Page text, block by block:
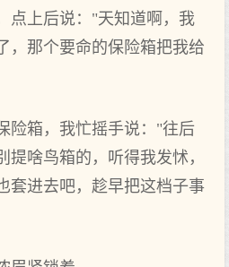
点上后说："天知道啊，我
，那个要命的保险箱把我给
险箱，我忙摇手说："往后
提啥鸟箱的，听得我发怵，
套进去吧，趁早把这档子事